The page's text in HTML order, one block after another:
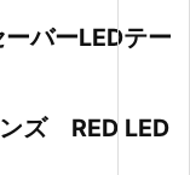
バーLEDテー
ズ RED LED